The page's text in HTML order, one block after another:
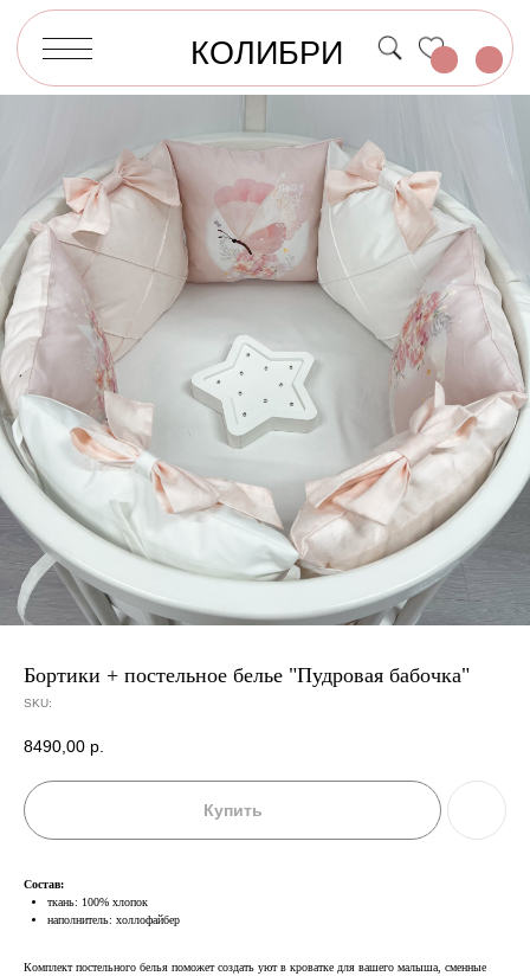
КОЛИБРИ
Бортики + постельное белье "Пудровая бабочка"
SKU:
8490,00 р.
Купить
Состав:
ткань: 100% хлопок
наполнитель: холлофайбер
Комплект постельного белья поможет создать уют в кроватке для вашего малыша, сменные